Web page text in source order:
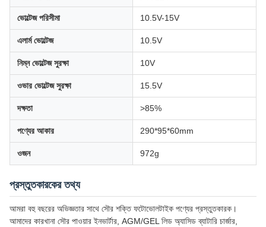
ভোল্টেজ পরিসীমা 10.5V-15V
এলার্ম ভোল্টেজ 10.5V
নিম্ন ভোল্টেজ সুরক্ষা 10V
ওভার ভোল্টেজ সুরক্ষা 15.5V
দক্ষতা >85%
পণ্যের আকার 290*95*60mm
ওজন 972g
প্রস্তুতকারকের তথ্য
আমরা বহু বছরের অভিজ্ঞতার সাথে সৌর শক্তি ফটোভোলটাইক পণ্যের প্রস্তুতকারক।
আমাদের কারখানা সৌর পাওয়ার ইনভার্টার, AGM/GEL লিড অ্যাসিড ব্যাটারি চার্জার,